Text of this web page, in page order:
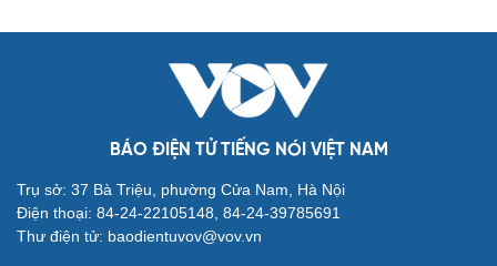
BÁO ĐIỆN TỬ TIẾNG NÓI VIỆT NAM
Trụ sở: 37 Bà Triệu, phường Cửa Nam, Hà Nội
Điện thoại: 84-24-22105148, 84-24-39785691
Thư điện tử: baodientuvov@vov.vn